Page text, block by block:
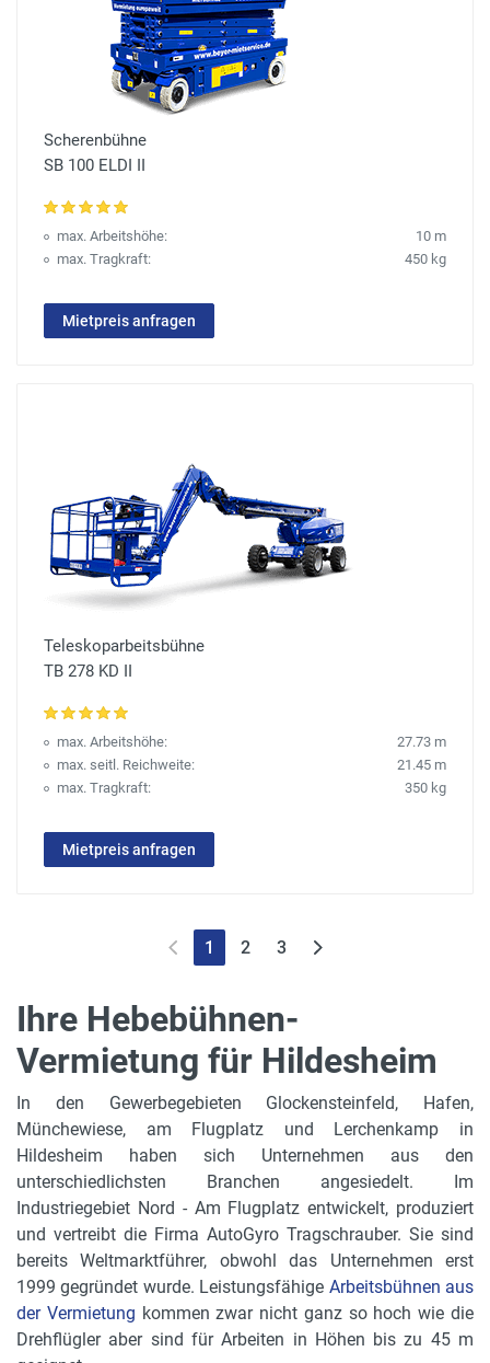
Scherenbühne
SB 100 ELDI II
max. Arbeitshöhe:
10 m
max. Tragkraft:
450 kg
Mietpreis anfragen
Teleskoparbeitsbühne
TB 278 KD II
max. Arbeitshöhe:
27.73 m
max. seitl. Reichweite:
21.45 m
max. Tragkraft:
350 kg
Mietpreis anfragen
1 2 3
Ihre Hebebühnen-
Vermietung für Hildesheim
In den Gewerbegebieten Glockensteinfeld, Hafen,
Münchewiese, am Flugplatz und Lerchenkamp in
Hildesheim haben sich Unternehmen aus den
unterschiedlichsten Branchen angesiedelt. Im
Industriegebiet Nord - Am Flugplatz entwickelt, produziert
und vertreibt die Firma AutoGyro Tragschrauber. Sie sind
bereits Weltmarktführer, obwohl das Unternehmen erst
1999 gegründet wurde. Leistungsfähige Arbeitsbühnen aus
der Vermietung kommen zwar nicht ganz so hoch wie die
Drehflügler aber sind für Arbeiten in Höhen bis zu 45 m